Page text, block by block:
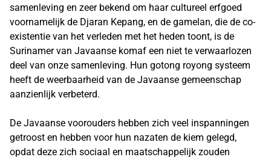
samenleving en zeer bekend om haar cultureel erfgoed
voornamelijk de Djaran Kepang, en de gamelan, die de co-
existentie van het verleden met het heden toont, is de
Surinamer van Javaanse komaf een niet te verwaarlozen
deel van onze samenleving. Hun gotong royong systeem
heeft de weerbaarheid van de Javaanse gemeenschap
aanzienlijk verbeterd.
De Javaanse voorouders hebben zich veel inspanningen
getroost en hebben voor hun nazaten de kiem gelegd,
opdat deze zich sociaal en maatschappelijk zouden